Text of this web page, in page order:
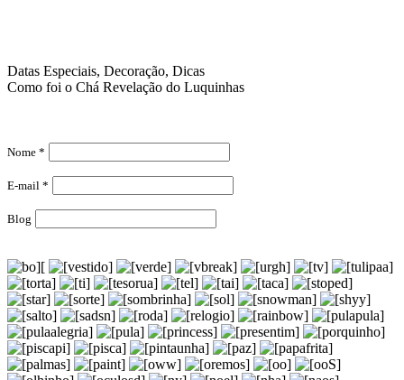
Datas Especiais, Decoração, Dicas
Como foi o Chá Revelação do Luquinhas
Nome *
E-mail *
Blog